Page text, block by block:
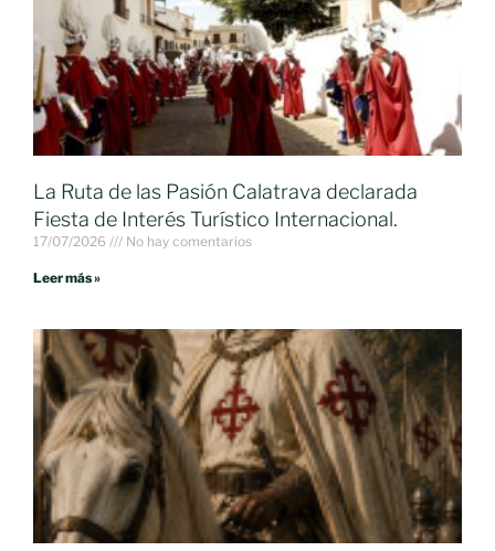
La Ruta de las Pasión Calatrava declarada
Fiesta de Interés Turístico Internacional.
17/07/2026 No hay comentarios
Leer más »